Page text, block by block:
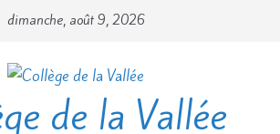
dimanche, août 9, 2026
de la Vallée